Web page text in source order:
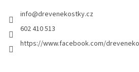
info@drevenekostky.cz
602 410 513
https://www.facebook.com/